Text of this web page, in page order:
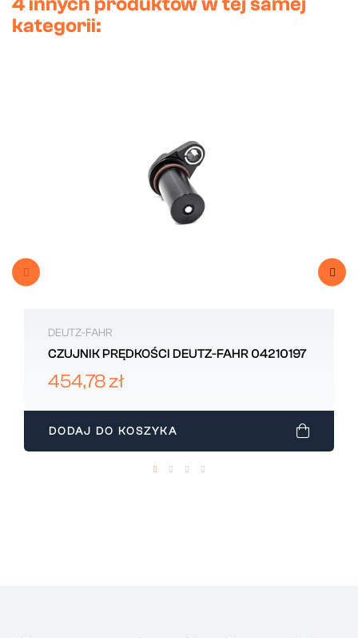
kategorii:
DEUTZ-FAHR
CZUJNIK PRĘDKOŚCI DEUTZ-FAHR 04210197
454,78 zł
DODAJ DO KOSZYKA